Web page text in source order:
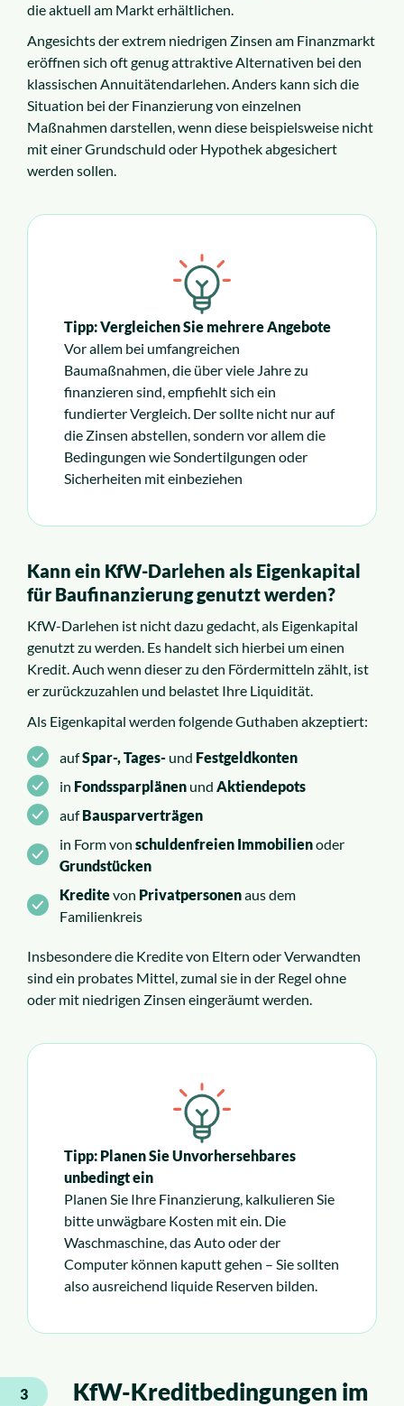
die aktuell am Markt erhältlichen.
Angesichts der extrem niedrigen Zinsen am Finanzmarkt
eröffnen sich oft genug attraktive Alternativen bei den
klassischen Annuitätendarlehen. Anders kann sich die
Situation bei der Finanzierung von einzelnen
Maßnahmen darstellen, wenn diese beispielsweise nicht
mit einer Grundschuld oder Hypothek abgesichert
werden sollen.
Tipp: Vergleichen Sie mehrere Angebote
Vor allem bei umfangreichen
Baumaßnahmen, die über viele Jahre zu
finanzieren sind, empfiehlt sich ein
fundierter Vergleich. Der sollte nicht nur auf
die Zinsen abstellen, sondern vor allem die
Bedingungen wie Sondertilgungen oder
Sicherheiten mit einbeziehen
Kann ein KfW-Darlehen als Eigenkapital
für Baufinanzierung genutzt werden?
KfW-Darlehen ist nicht dazu gedacht, als Eigenkapital
genutzt zu werden. Es handelt sich hierbei um einen
Kredit. Auch wenn dieser zu den Fördermitteln zählt, ist
er zurückzuzahlen und belastet Ihre Liquidität.
Als Eigenkapital werden folgende Guthaben akzeptiert:
aufSpar-, Tages- und Festgeldkonten
in Fondssparplänen und Aktiendepots
aufBausparverträgen
in Form von schuldenfreien Immobilienoder
Grundstücken
Kreditevon Privatpersonenaus dem
Familienkreis
Insbesondere die Kredite von Eltern oder Verwandten
sind ein probates Mittel, zumal sie in der Regel ohne
oder mit niedrigen Zinsen eingeräumt werden.
Tipp: Planen Sie Unvorhersehbares
unbedingt ein
Planen Sie Ihre Finanzierung, kalkulieren Sie
bitte unwägbare Kosten mit ein. Die
Waschmaschine, das Auto oder der
Computer können kaputt gehen – Sie sollten
also ausreichend liquide Reserven bilden.
3
KfW-Kreditbedingungen im